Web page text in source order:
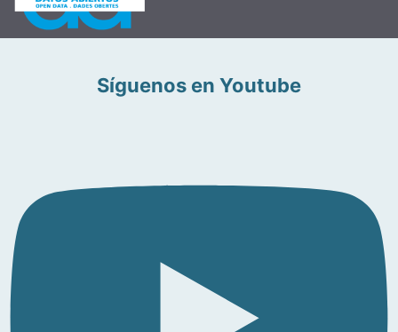
Síguenos en Youtube